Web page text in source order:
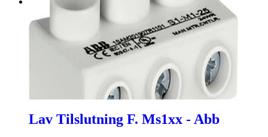
Lav Tilslutning F. Ms1xx - Abb